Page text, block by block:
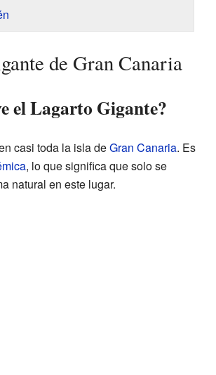
de Gran Canaria
el Lagarto Gigante?
casi toda la isla deGran Canaria. Es
, lo que significa que solo se
natural en este lugar.